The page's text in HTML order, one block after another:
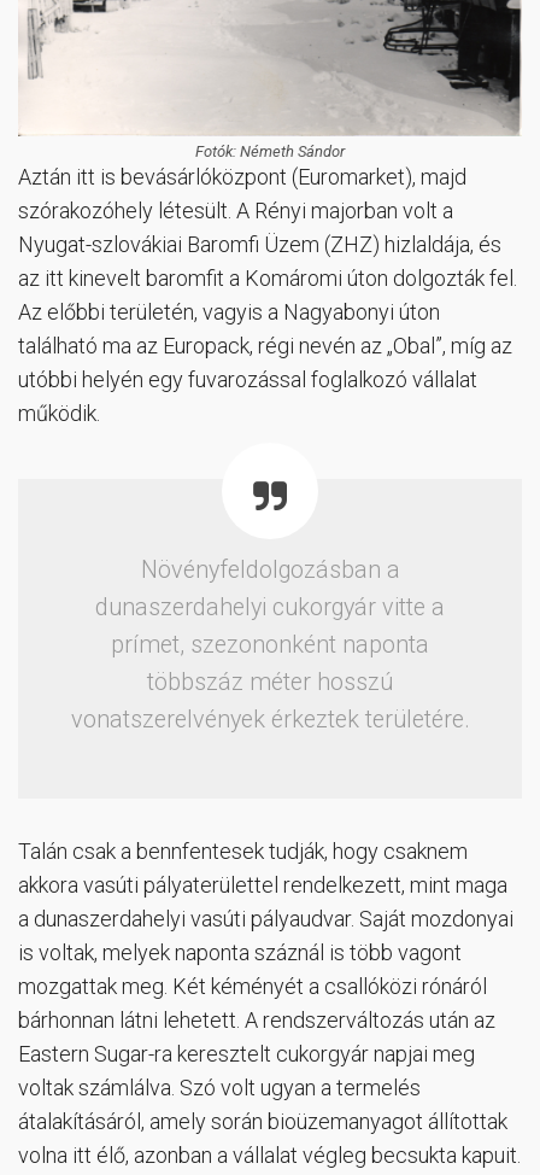
Fotók: Németh Sándor
Aztán itt is bevásárlóközpont (Euromarket), majd
szórakozóhely létesült. A Rényi majorban volt a
Nyugat-szlovákiai Baromfi Üzem (ZHZ) hizlaldája, és
az itt kinevelt baromfit a Komáromi úton dolgozták fel.
Az előbbi területén, vagyis a Nagyabonyi úton
található ma az Europack, régi nevén az „Obal”, míg az
utóbbi helyén egy fuvarozással foglalkozó vállalat
működik.
Növényfeldolgozásban a
dunaszerdahelyi cukorgyár vitte a
prímet, szezononként naponta
többszáz méter hosszú
vonatszerelvények érkeztek területére.
Talán csak a bennfentesek tudják, hogy csaknem
akkora vasúti pályaterülettel rendelkezett, mint maga
a dunaszerdahelyi vasúti pályaudvar. Saját mozdonyai
is voltak, melyek naponta száznál is több vagont
mozgattak meg. Két kéményét a csallóközi rónáról
bárhonnan látni lehetett. A rendszerváltozás után az
Eastern Sugar-ra keresztelt cukorgyár napjai meg
voltak számlálva. Szó volt ugyan a termelés
átalakításáról, amely során bioüzemanyagot állítottak
volna itt élő, azonban a vállalat végleg becsukta kapuit.